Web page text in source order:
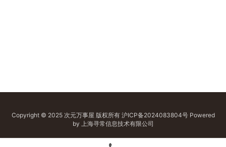
Copyright © 2025 次元万事屋 版权所有 沪ICP备2024083804号Powered
by 上海寻常信息技术有限公司